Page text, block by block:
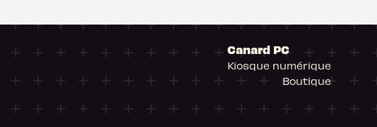
Canard PC
Kiosque numérique
Boutique